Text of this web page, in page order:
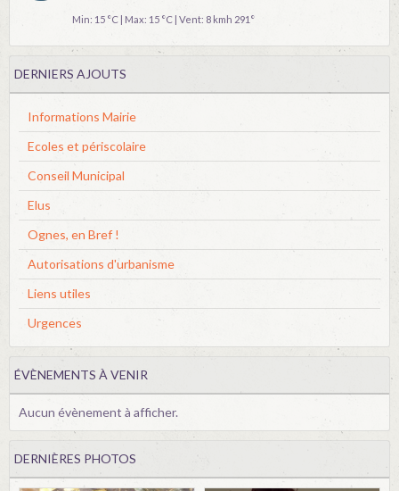
Min: 15 °C | Max: 15 °C | Vent: 8 kmh 291°
DERNIERS AJOUTS
Informations Mairie
Ecoles et périscolaire
Conseil Municipal
Elus
Ognes, en Bref !
Autorisations d'urbanisme
Liens utiles
Urgences
ÉVÈNEMENTS À VENIR
Aucun évènement à afficher.
DERNIÈRES PHOTOS